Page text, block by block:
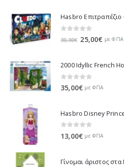
out of 5
30,00€ Original
30,00€.
25,00€ Η
είναι:
με ΦΠΑ
35,00€ με ΦΠΑ
13,00€ με ΦΠΑ